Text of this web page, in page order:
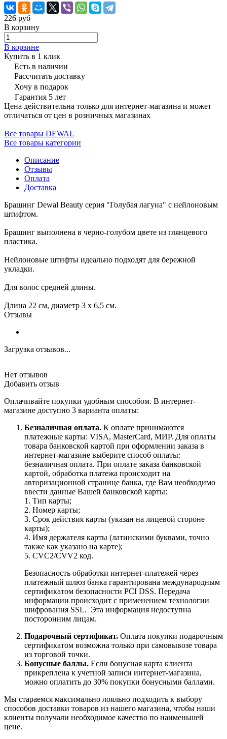
226 руб
В корзину
В корзине
Купить в 1 клик
Есть в наличии
Рассчитать доставку
Хочу в подарок
Гарантия 5 лет
Цена действительна только для интернет-магазина и может
отличаться от цен в розничных магазинах
Все товары DEWAL
Все товары категории
Описание
Отзывы
Оплата
Доставка
Брашинг Dewal Beauty серия "Голубая лагуна" с нейлоновым
штифтом.
Брашинг выполнена в черно-голубом цвете из глянцевого
пластика.
Нейлоновые штифты идеально подходят для бережной
укладки.
Для волос средней длины.
Длина 22 см, диаметр 3 х 6,5 см.
Отзывы
Загрузка отзывов...
Нет отзывов
Добавить отзыв
Оплачивайте покупки удобным способом. В интернет-
магазине доступно 3 варианта оплаты:
Безналичная оплата. К оплате принимаются
платежные карты: VISA, MasterCard, МИР. Для оплаты
товара банковской картой при оформлении заказа в
интернет-магазине выберите способ оплаты:
безналичная оплата. При оплате заказа банковской
картой, обработка платежа происходит на
авторизационной странице банка, где Вам необходимо
ввести данные Вашей банковской карты:
1. Тип карты;
2. Номер карты;
3. Срок действия карты (указан на лицевой стороне
карты);
4. Имя держателя карты (латинскими буквами, точно
также как указано на карте);
5. CVC2/CVV2 код.
Безопасность обработки интернет-платежей через
платежный шлюз банка гарантирована международным
сертификатом безопасности PCI DSS. Передача
информации происходит с применением технологии
шифрования SSL. Эта информация недоступна
посторонним лицам.
Подарочный сертификат. Оплата покупки подарочным
сертификатом возможна только при самовывозе товара
из торговой точки.
Бонусные баллы. Если бонусная карта клиента
прикреплена к учетной записи интернет-магазина,
можно оплатить до 30% покупки бонусными баллами.
Мы стараемся максимально лояльно подходить к выбору
способов доставки товаров из нашего магазина, чтобы наши
клиенты получали необходимое качество по наименьшей
цене.